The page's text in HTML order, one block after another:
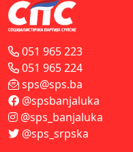
051 965 223
051 965 224
sps@sps.ba
@spsbanjaluka
@sps_banjaluka
@sps_srpska